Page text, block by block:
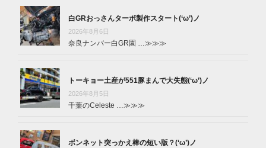
白GRおっさんターボ製作スタート(‘ω’)ノ
2026年8月6日
奈良ナンバー白GR園 …≫≫≫
トーキョー土産が551豚まんで大失態(‘ω’)ノ
2026年8月5日
千葉のCeleste …≫≫≫
ボンネット突っかえ棒の短い版？(‘ω’)ノ